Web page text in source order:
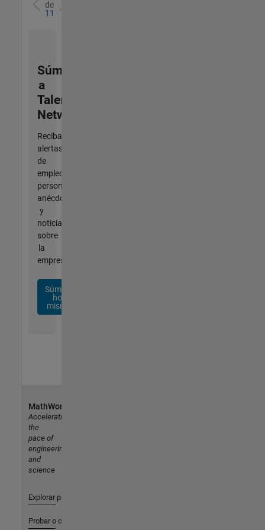
de
11
Súmese
a
Talent
Network
Reciba
alertas
de
empleo
personalizadas,
anécdotas
y
noticias
sobre
la
empresa.
Súmese
hoy
mismo
MathWorks
Accelerating
the
pace of
engineering
and
science
Explorar productos
Probar o comprar